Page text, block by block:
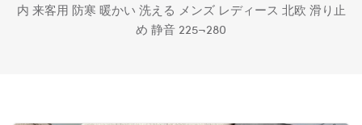
内 来客用 防寒 暖かい 洗える メンズ レディース 北欧 滑り止
め 静音 225¬280